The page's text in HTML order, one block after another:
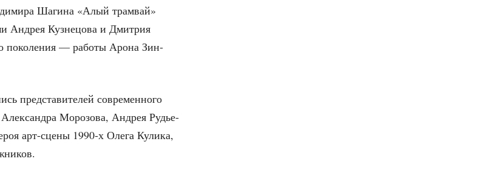
Шаги­на «Алый трам­вай»
Андрея Куз­не­цо­ва и Дмит­рия
поко­ле­ния — рабо­ты Аро­на Зин­
пред­ста­ви­те­лей совре­мен­но­го
Алек­сандра Моро­зо­ва, Андрея Рудье­
арт-сце­ны 1990‑х Оле­га Кули­ка,